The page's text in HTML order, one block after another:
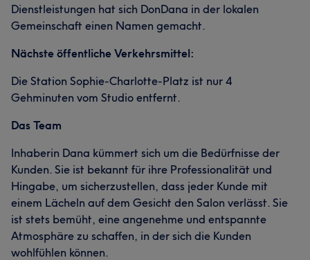
Dienstleistungen hat sich DonDana in der lokalen
Gemeinschaft einen Namen gemacht.
Nächste öffentliche Verkehrsmittel:
Die Station Sophie-Charlotte-Platz ist nur 4
Gehminuten vom Studio entfernt.
Das Team
Inhaberin Dana kümmert sich um die Bedürfnisse der
Kunden. Sie ist bekannt für ihre Professionalität und
Hingabe, um sicherzustellen, dass jeder Kunde mit
einem Lächeln auf dem Gesicht den Salon verlässt. Sie
ist stets bemüht, eine angenehme und entspannte
Atmosphäre zu schaffen, in der sich die Kunden
wohlfühlen können.